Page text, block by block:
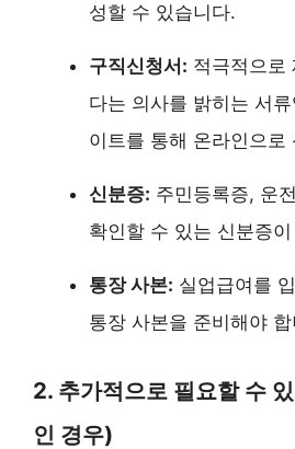
성할 수 있습니다.
구직신청서: 적극적으로
다는 의사를 밝히는 서
이트를 통해 온라인으로
신분증: 주민등록증, 운
확인할 수 있는 신분증
통장 사본: 실업급여를
통장 사본을 준비해야
2. 추가적으로 필요할 수
인 경우)